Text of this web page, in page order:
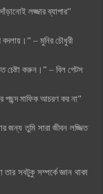
লজ্জার ব্যাপার”
বদলায়।” – মুনির চৌধুরী
চেষ্টা করুন।” – বিল গেটস
পছন্দ মাফিক আচরণ কর না”
জন্য তুমি সারা জীবন লজ্জিত
সবটুকু সম্পর্কে জ্ঞান থাকা